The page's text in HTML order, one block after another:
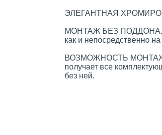
ЭЛЕГАНТНАЯ
МОНТАЖ БЕЗ ПОДДОНА.
как и непосредственно
ВОЗМОЖНОСТЬ
получает все
без ней.